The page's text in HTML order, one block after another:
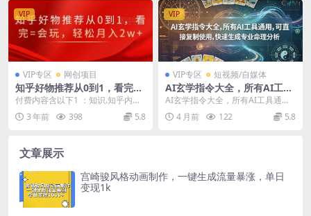
VIP
VIP专区 网创项目
知乎好物推荐从0到1，看完=
会玩，轻松月入2w
付费‮容内‬含以下‮识知‬： 1.知‮内乎‬容
3 年前 398 5.8
VIP
VIP专区 短视频/自媒体
AI玄学指令大全，所有AI工具
通用，可直接复制使用，快速
AI玄学指令大全，所有AI工具通
用，可直接复制使用，快速生成专
业命理分析 千万不...
4 月前 122 5.8
文章展示
宫崎骏风格动画制作，一键生成流量暴涨，单日
变现1k